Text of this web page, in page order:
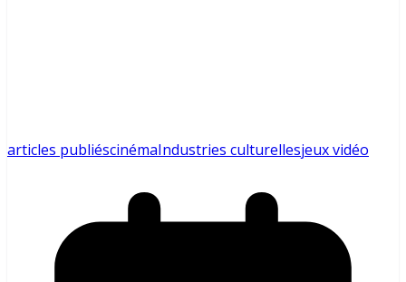
articles publiéscinémaIndustries culturellesjeux vidéo